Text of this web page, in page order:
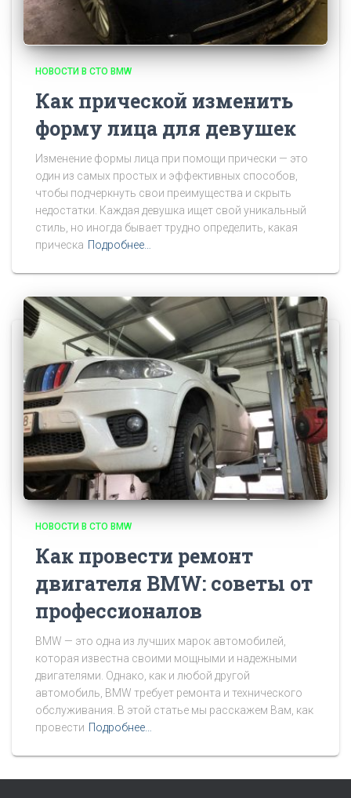
НОВОСТИ В СТО BMW
Как прической изменить
форму лица для девушек
Изменение формы лица при помощи прически — это
один из самых простых и эффективных способов,
чтобы подчеркнуть свои преимущества и скрыть
недостатки. Каждая девушка ищет свой уникальный
стиль, но иногда бывает трудно определить, какая
прическа Подробнее…
НОВОСТИ В СТО BMW
Как провести ремонт
двигателя BMW: советы от
профессионалов
BMW — это одна из лучших марок автомобилей,
которая известна своими мощными и надежными
двигателями. Однако, как и любой другой
автомобиль, BMW требует ремонта и технического
обслуживания. В этой статье мы расскажем Вам, как
провести Подробнее…